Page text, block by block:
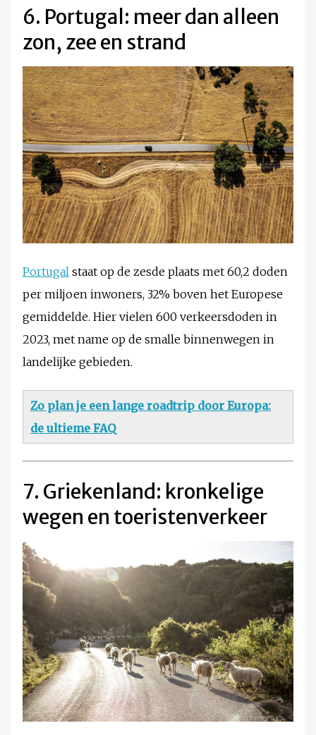
6. Portugal: meer dan alleen
zon, zee en strand
Portugal staat op de zesde plaats met 60,2 doden
per miljoen inwoners, 32% boven het Europese
gemiddelde. Hier vielen 600 verkeersdoden in
2023, met name op de smalle binnenwegen in
landelijke gebieden.
Zo plan je een lange roadtrip door Europa:
de ultieme FAQ
7. Griekenland: kronkelige
wegen en toeristenverkeer